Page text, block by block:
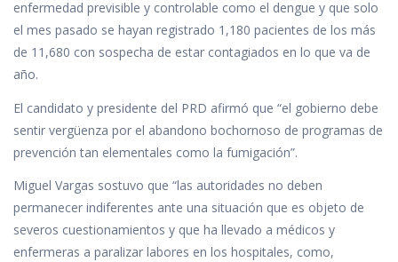
enfermedad previsible y controlable como el dengue y que solo
el mes pasado se hayan registrado 1,180 pacientes de los más
de 11,680 con sospecha de estar contagiados en lo que va de
año.
El candidato y presidente del PRD afirmó que “el gobierno debe
sentir vergüenza por el abandono bochornoso de programas de
prevención tan elementales como la fumigación”.
Miguel Vargas sostuvo que “las autoridades no deben
permanecer indiferentes ante una situación que es objeto de
severos cuestionamientos y que ha llevado a médicos y
enfermeras a paralizar labores en los hospitales, como,